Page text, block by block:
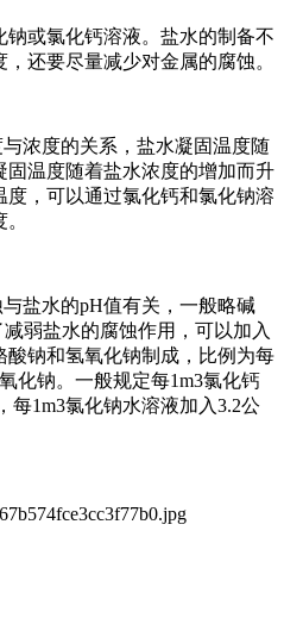
或氯化钙溶液。盐水的制备不
还要尽量减少对金属的腐蚀。
浓度的关系，盐水凝固温度随
温度随着盐水浓度的增加而升
，可以通过氯化钙和氯化钠溶
盐水的pH值有关，一般略碱
弱盐水的腐蚀作用，可以加入
钠和氢氧化钠制成，比例为每
化钠。一般规定每1m3氯化钙
每1m3氯化钠水溶液加入3.2公